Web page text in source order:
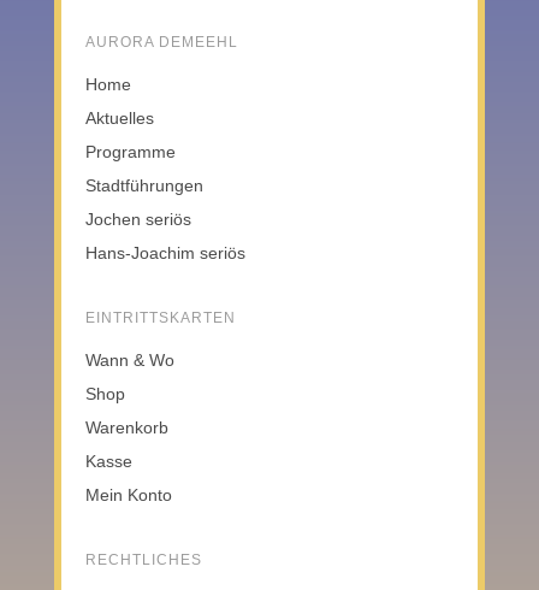
AURORA DEMEEHL
Home
Aktuelles
Programme
Stadtführungen
Jochen seriös
Hans-Joachim seriös
EINTRITTSKARTEN
Wann & Wo
Shop
Warenkorb
Kasse
Mein Konto
RECHTLICHES